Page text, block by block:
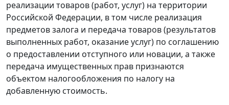
реализации товаров (работ, услуг) на территории
Российской Федерации, в том числе реализация
предметов залога и передача товаров (результатов
выполненных работ, оказание услуг) по соглашению
о предоставлении отступного или новации, а также
передача имущественных прав признаются
объектом налогообложения по налогу на
добавленную стоимость.